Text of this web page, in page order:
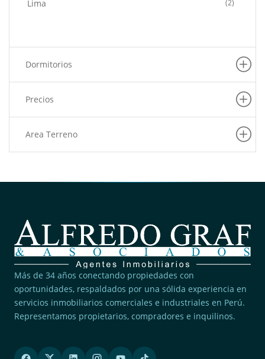
Lima (2)
Dormitorios
Precios
Area Terreno
Más de 34 años conectando propiedades con
oportunidades, respaldados por una sólida experiencia en
servicios inmobiliarios comerciales e industriales en Perú.
Representamos propietarios, compradores e inquilinos.